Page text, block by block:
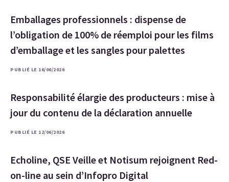
Emballages professionnels : dispense de
l’obligation de 100% de réemploi pour les films
d’emballage et les sangles pour palettes
PUBLIÉ LE 16/06/2026
Responsabilité élargie des producteurs : mise à
jour du contenu de la déclaration annuelle
PUBLIÉ LE 12/06/2026
Echoline, QSE Veille et Notisum rejoignent Red-
on-line au sein d’Infopro Digital